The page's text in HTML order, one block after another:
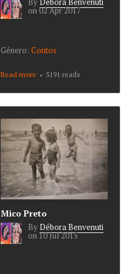
on 02 Apr 2017
Género: Contos
Read more about O Pensamento e a
5191 reads
Mico Preto
ByDébora Benvenuti
on 10 Jul 2015